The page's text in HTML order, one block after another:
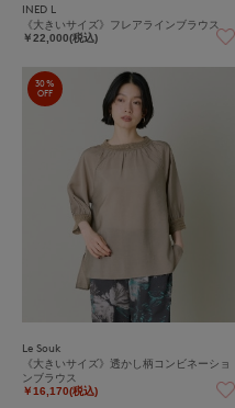
INED L
《大きいサイズ》フレアラインブラウス
￥22,000(税込)
30%
OFF
Le Souk
《大きいサイズ》透かし柄コンビネーショ
ンブラウス
￥16,170(税込)